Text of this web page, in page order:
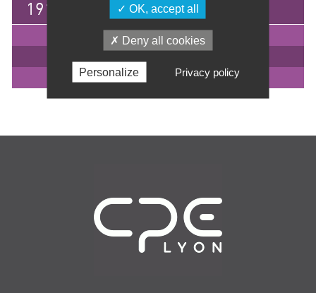
1915 €
IMPRIMER
EN SAVOIR +
OK, accept all
Deny all cookies
Personalize Privacy policy